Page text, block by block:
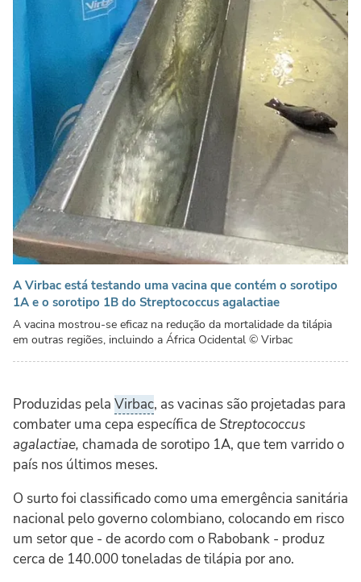
A Virbac está testando uma vacina que contém o sorotipo
1A e o sorotipo 1B do Streptococcus agalactiae
A vacina mostrou-se eficaz na redução da mortalidade da tilápia
em outras regiões, incluindo a África Ocidental © Virbac
Produzidas pela Virbac, as vacinas são projetadas para
combater uma cepa específica deStreptococcus
agalactiae, chamada de sorotipo 1A, que tem varrido o
país nos últimos meses.
O surto foi classificado como uma emergência sanitária
nacional pelo governo colombiano, colocando em risco
um setor que - de acordo com o Rabobank - produz
cerca de 140.000 toneladas de tilápia por ano.